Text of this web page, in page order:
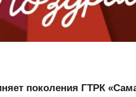
поколения ГТРК